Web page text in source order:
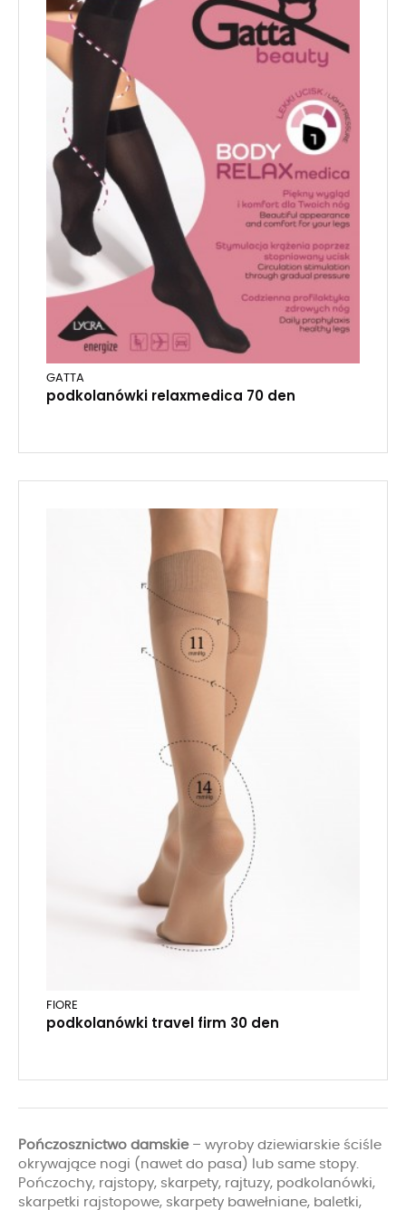
GATTA
podkolanówki relaxmedica 70 den
FIORE
podkolanówki travel firm 30 den
Pończosznictwo damskie– wyroby dziewiarskie ściśle
okrywające nogi (nawet do pasa) lub same stopy.
Pończochy, rajstopy, skarpety, rajtuzy, podkolanówki,
skarpetki rajstopowe, skarpety bawełniane, baletki,